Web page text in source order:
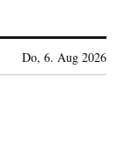
Do, 6. Aug 2026